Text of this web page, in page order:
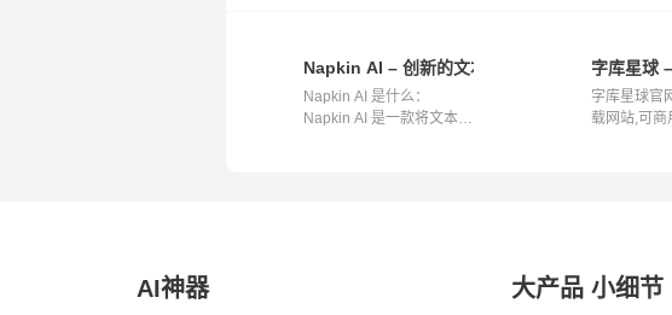
Napkin AI – 创新的文本到视觉AI转换工具
Napkin AI 是什么：
Napkin AI 是一款将文本转
字库星球
字库星球官
载网站,可商
AI神器 大产品 小细节